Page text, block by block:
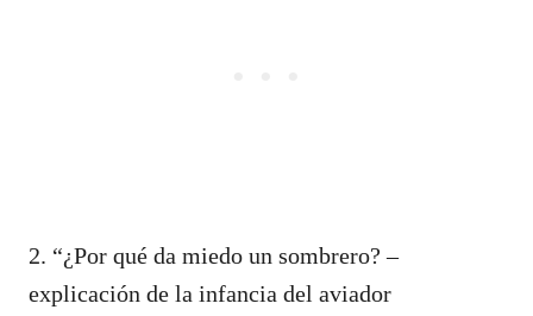
2. “¿Por qué da miedo un sombrero? –
explicación de la infancia del aviador